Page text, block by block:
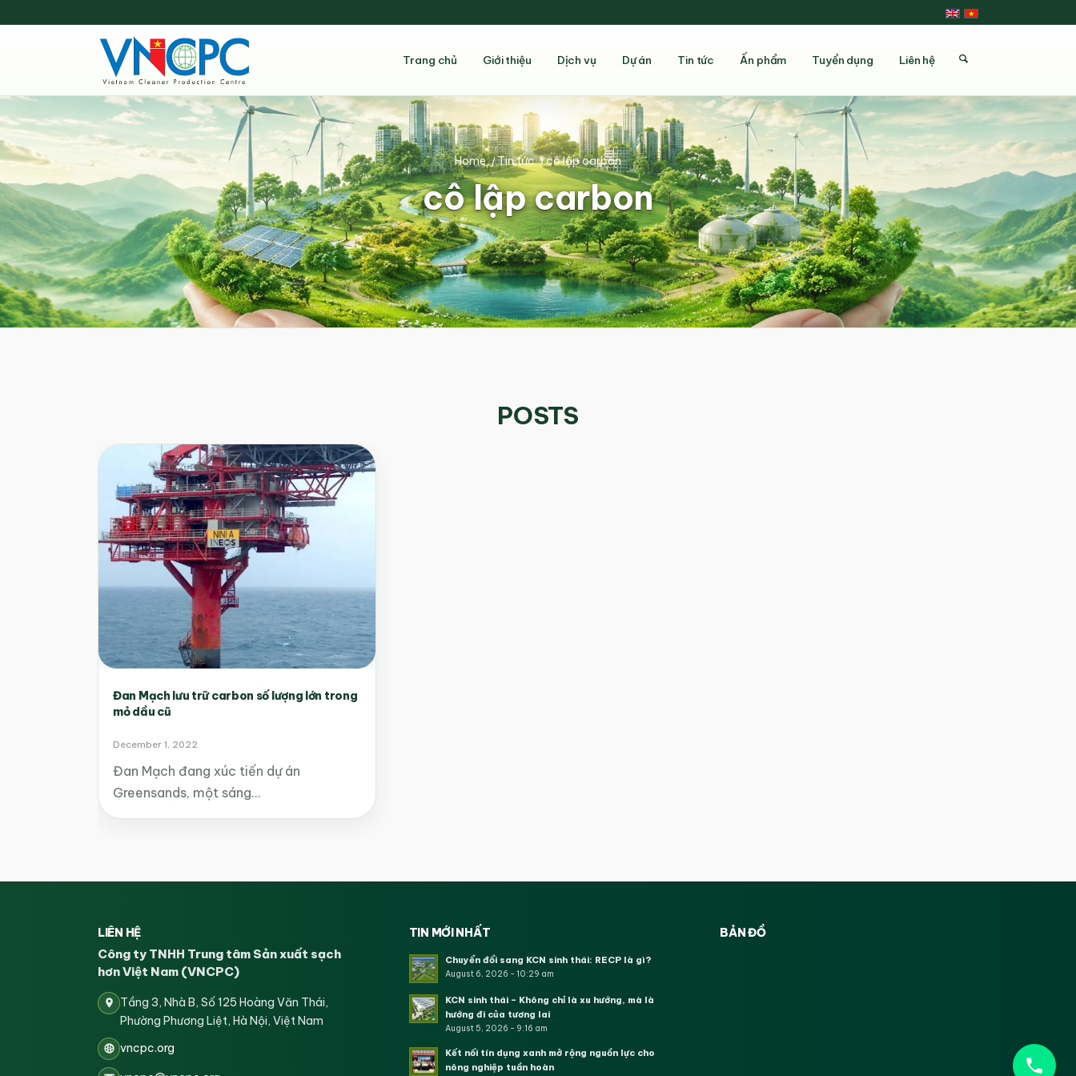
Trang chủ Giới thiệu Dịch vụ Dự án Tin tức Ấn phẩm Tuyển dụng Liên hệ
cô lập carbon
Home /Tin tức /cô lập carbon
POSTS
Đan Mạch lưu trữ carbon số lượng lớn trong
mỏ dầu cũ
December 1, 2022
Đan Mạch đang xúc tiến dự án
Greensands, một sáng…
LIÊN HỆ
Công ty TNHH Trung tâm Sản xuất sạch
hơn Việt Nam (VNCPC)
Tầng 3, Nhà B, Số 125 Hoàng Văn Thái,
Phường Phương Liệt, Hà Nội, Việt Nam
vncpc.org
TIN MỚI NHẤT
Chuyển đổi sang KCN sinh thái: RECP là gì?
August 6, 2026 - 10:29 am
KCN sinh thái – Không chỉ là xu hướng, mà là
hướng đi của tương lai
August 5, 2026 - 9:16 am
Kết nối tín dụng xanh mở rộng nguồn lực cho
nông nghiệp tuần hoàn
BẢN ĐỒ